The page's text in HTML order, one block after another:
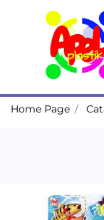
Home Page